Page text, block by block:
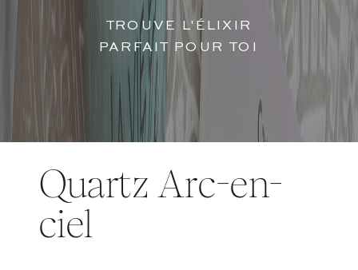
TROUVE L'ÉLIXIR
PARFAIT POUR TOI
Quartz Arc-en-
ciel